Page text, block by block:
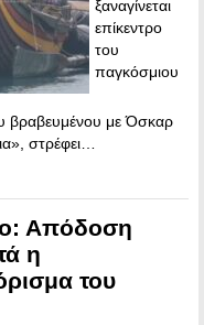
ξαναγίνεται
επίκεντρο
του
παγκόσμιου
βραβευμένου με Όσκαρ
στρέφει…
Απόδοση
η
του